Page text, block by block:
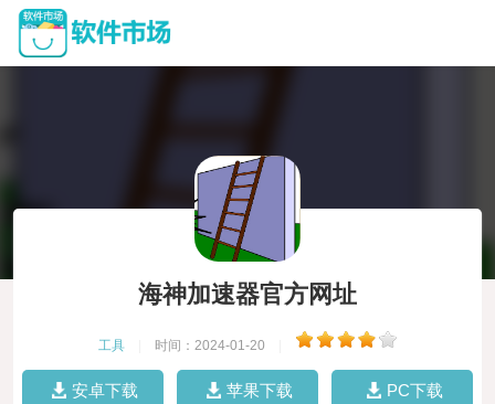
海神加速器官方网址
工具 时间：2024-01-20
安卓下载 苹果下载 PC下载